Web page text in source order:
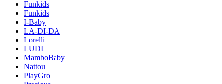
Funkids
Funkids
I-Baby
LA-DI-DA
Lorelli
LUDI
MamboBaby
Nattou
PlayGro